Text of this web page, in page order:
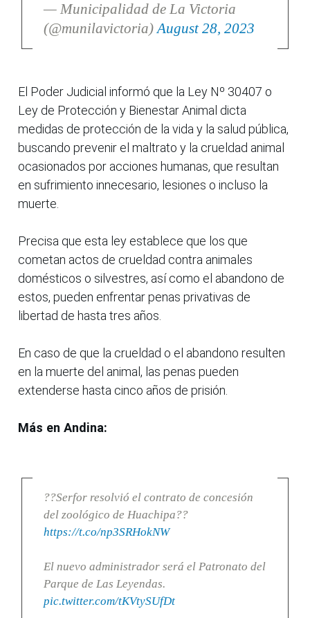
— Municipalidad de La Victoria
(@munilavictoria)August 28, 2023
El Poder Judicial informó que la Ley Nº 30407 o
Ley de Protección y Bienestar Animal dicta
medidas de protección de la vida y la salud pública,
buscando prevenir el maltrato y la crueldad animal
ocasionados por acciones humanas, que resultan
en sufrimiento innecesario, lesiones o incluso la
muerte.
Precisa que esta ley establece que los que
cometan actos de crueldad contra animales
domésticos o silvestres, así como el abandono de
estos, pueden enfrentar penas privativas de
libertad de hasta tres años.
En caso de que la crueldad o el abandono resulten
en la muerte del animal, las penas pueden
extenderse hasta cinco años de prisión.
Más en Andina:
??Serfor resolvió el contrato de concesión
del zoológico de Huachipa??
https://t.co/np3SRHokNW
El nuevo administrador será el Patronato del
Parque de Las Leyendas.
pic.twitter.com/tKVtySUfDt